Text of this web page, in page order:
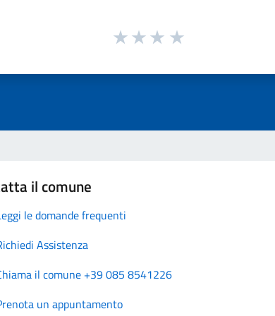
il comune
le domande frequenti
Assistenza
il comune +39 085 8541226
un appuntamento